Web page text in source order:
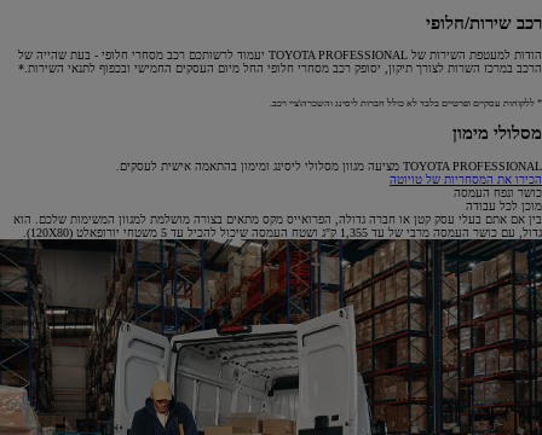
רכב שירות/חלופי
הודות למעטפת השירות של TOYOTA PROFESSIONAL יעמוד לרשותכם רכב מסחרי חלופי - בעת שהייה של
הרכב במרכז השרות לצורך תיקון, יסופק רכב מסחרי חלופי החל מיום העסקים החמישי ובכפוף לתנאי השירות.*
* ללקוחות עסקיים ופרטיים בלבד לא כולל חברות ליסינג והשכרה\ציי רכב.
מסלולי מימון
TOYOTA PROFESSIONAL מציעה מגוון מסלולי ליסינג ומימון בהתאמה אישית לעסקים.
הכירו את המסחריות של טויוטה
כושר ונפח העמסה
מוכן לכל עבודה
בין אם אתם בעלי עסק קטן או חברה גדולה, הפרואייס מקס מתאים בצורה מושלמת למגוון המשימות שלכם. הוא
גדול, עם כושר העמסה מרבי של עד 1,355 ק"ג ושטח העמסה שיכול להכיל עד 5 משטחי יורופאלט (120X80).